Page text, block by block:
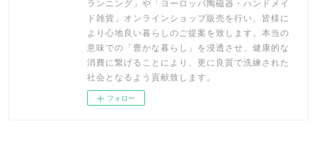
ランニング」や「ヨーロッパ陶磁器・ハンドメイ
ド雑貨」オンラインショップ販売を行い、皆様に
より心地良い暮らしのご提案を致します。本当の
意味での「豊かな暮らし」を浸透させ、健康的な
消費に繋げることにより、更に良質で洗練された
社会となるよう貢献致します。
フォロー